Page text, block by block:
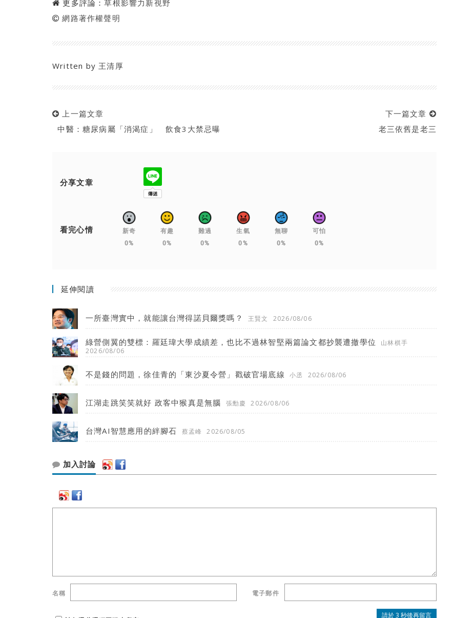
更多評論：草根影響力新視野
網路著作權聲明
Written by 王清厚
上一篇文章
中醫：糖尿病屬「消渴症」 飲食3大禁忌曝
下一篇文章
老三依舊是老三
分享文章
看完心情
新奇
0%
有趣
0%
難過
0%
生氣
0%
無聊
0%
可怕
0%
延伸閱讀
一所臺灣實中，就能讓台灣得諾貝爾獎嗎？ 王賢文 2026/08/06
綠營側翼的雙標：羅廷瑋大學成績差，也比不過林智堅兩篇論文都抄襲遭撤學位
山林棋手
2026/08/06
不是錢的問題，徐佳青的「東沙夏令營」戳破官場底線 小丞 2026/08/06
江湖走跳笑笑就好 政客中猴真是無腦 張勳慶 2026/08/06
台灣AI智慧應用的絆腳石 蔡孟峰 2026/08/05
加入討論
名稱 電子郵件